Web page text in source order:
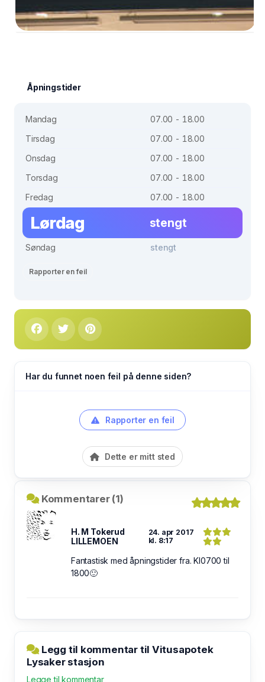
Åpningstider
Mandag
07.00 - 18.00
Tirsdag
07.00 - 18.00
Onsdag
07.00 - 18.00
Torsdag
07.00 - 18.00
Fredag
07.00 - 18.00
Lørdag stengt
Søndag stengt
Rapporter en feil
Har du funnet noen feil på denne siden?
Rapporter en feil
Dette er mitt sted
Kommentarer (1)
H. M Tokerud
LILLEMOEN
24. apr 2017
kl. 8:17
Fantastisk med åpningstider fra. Kl0700 til
1800🙂
Legg til kommentar til Vitusapotek
Lysaker stasjon
Legge til kommentar